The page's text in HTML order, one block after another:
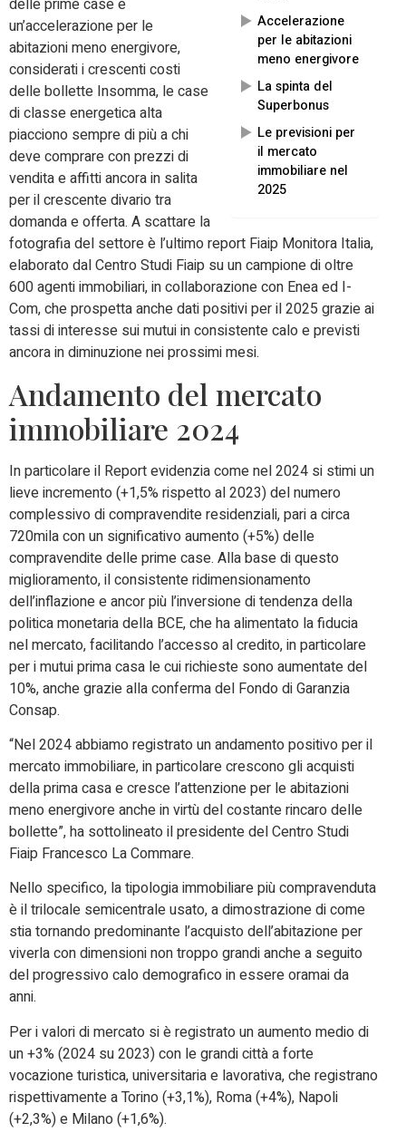
Accelerazione
per le abitazioni
meno energivore
La spinta del
Superbonus
Le previsioni per
il mercato
immobiliare nel
2025
delle prime case e
un’accelerazione per le
abitazioni meno energivore,
considerati i crescenti costi
delle bollette Insomma, le case
di classe energetica alta
piacciono sempre di più a chi
deve comprare con prezzi di
vendita e affitti ancora in salita
per il crescente divario tra
domanda e offerta. A scattare la
fotografia del settore è l’ultimo report Fiaip Monitora Italia,
elaborato dal Centro Studi Fiaip su un campione di oltre
600 agenti immobiliari, in collaborazione con Enea ed I-
Com, che prospetta anche dati positivi per il 2025 grazie ai
tassi di interesse sui mutui in consistente calo e previsti
ancora in diminuzione nei prossimi mesi.
Andamento del mercato
immobiliare 2024
In particolare il Report evidenzia come nel 2024 si stimi un
lieve incremento (+1,5% rispetto al 2023) del numero
complessivo di compravendite residenziali, pari a circa
720mila con un significativo aumento (+5%) delle
compravendite delle prime case. Alla base di questo
miglioramento, il consistente ridimensionamento
dell’inflazione e ancor più l’inversione di tendenza della
politica monetaria della BCE, che ha alimentato la fiducia
nel mercato, facilitando l’accesso al credito, in particolare
per i mutui prima casa le cui richieste sono aumentate del
10%, anche grazie alla conferma del Fondo di Garanzia
Consap.
“Nel 2024 abbiamo registrato un andamento positivo per il
mercato immobiliare, in particolare crescono gli acquisti
della prima casa e cresce l’attenzione per le abitazioni
meno energivore anche in virtù del costante rincaro delle
bollette”, ha sottolineato il presidente del Centro Studi
Fiaip Francesco La Commare.
Nello specifico, la tipologia immobiliare più compravenduta
è il trilocale semicentrale usato, a dimostrazione di come
stia tornando predominante l’acquisto dell’abitazione per
viverla con dimensioni non troppo grandi anche a seguito
del progressivo calo demografico in essere oramai da
anni.
Per i valori di mercato si è registrato un aumento medio di
un +3% (2024 su 2023) con le grandi città a forte
vocazione turistica, universitaria e lavorativa, che registrano
rispettivamente a Torino (+3,1%), Roma (+4%), Napoli
(+2,3%) e Milano (+1,6%).